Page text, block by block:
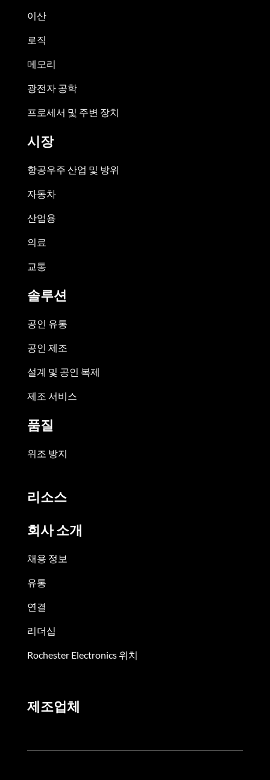
이산
로직
메모리
광전자 공학
프로세서 및 주변 장치
시장
항공우주 산업 및 방위
자동차
산업용
의료
교통
솔루션
공인 유통
공인 제조
설계 및 공인 복제
제조 서비스
품질
위조 방지
리소스
회사 소개
채용 정보
유통
연결
리더십
Rochester Electronics 위치
제조업체